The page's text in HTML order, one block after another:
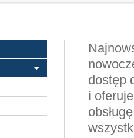
dostęp
i